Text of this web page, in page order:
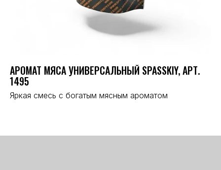
АРОМАТ МЯСА УНИВЕРСАЛЬНЫЙ SPASSKIY, АРТ.
1495
Яркая смесь с богатым мясным ароматом